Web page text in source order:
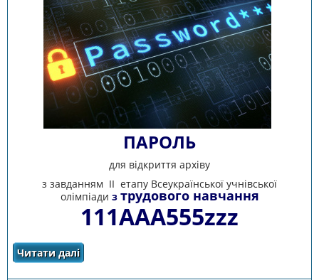
ПАРОЛЬ
для відкриття архіву
з завданням ІІ етапу Всеукраїнської учнівської
олімпіади з трудового навчання
111ААА555zzz
Читати даліпро ПАРОЛЬ ДЛЯ ВІДКРИТТЯ АРХІВУ